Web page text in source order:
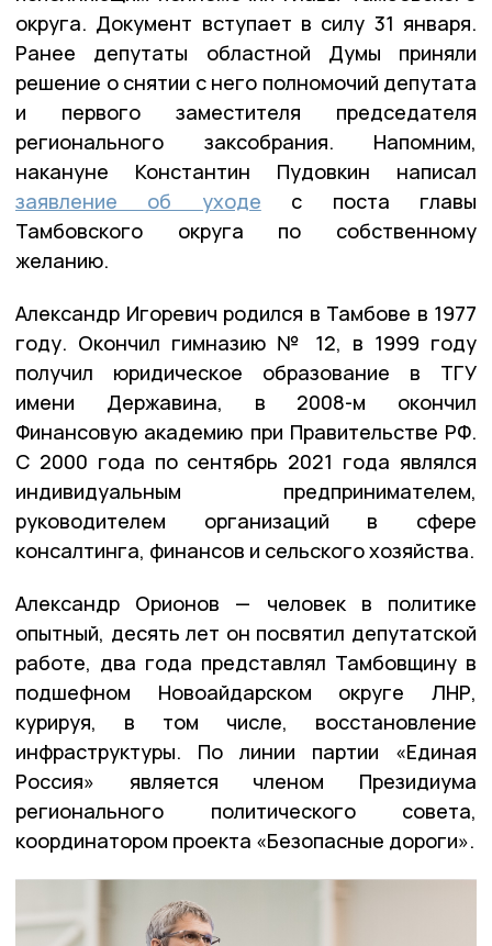
округа. Документ вступает в силу 31 января.
Ранее депутаты областной Думы приняли
решение о снятии с него полномочий депутата
и первого заместителя председателя
регионального заксобрания. Напомним,
накануне Константин Пудовкин написал
заявление об уходе с поста главы
Тамбовского округа по собственному
желанию.
Александр Игоревич родился в Тамбове в 1977
году. Окончил гимназию № 12, в 1999 году
получил юридическое образование в ТГУ
имени Державина, в 2008-м окончил
Финансовую академию при Правительстве РФ.
С 2000 года по сентябрь 2021 года являлся
индивидуальным предпринимателем,
руководителем организаций в сфере
консалтинга, финансов и сельского хозяйства.
Александр Орионов — человек в политике
опытный, десять лет он посвятил депутатской
работе, два года представлял Тамбовщину в
подшефном Новоайдарском округе ЛНР,
курируя, в том числе, восстановление
инфраструктуры. По линии партии «Единая
Россия» является членом Президиума
регионального политического совета,
координатором проекта «Безопасные дороги».